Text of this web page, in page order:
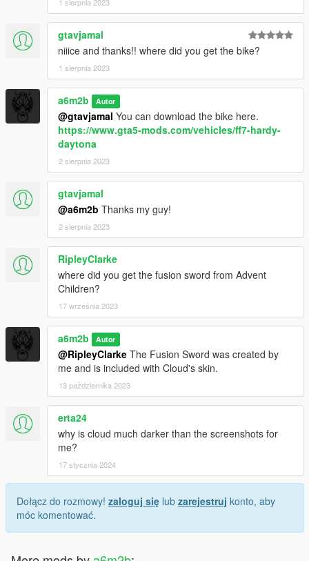
gtavjamal
niiice and thanks!! where did you get the bike?
1 sierpnia 2023
a6m2b Autor
@gtavjamal You can download the bike here.
https://www.gta5-mods.com/vehicles/ff7-hardy-
daytona
2 sierpnia 2023
gtavjamal
@a6m2b Thanks my guy!
2 sierpnia 2023
RipleyClarke
where did you get the fusion sword from Advent
Children?
17 września 2023
a6m2b Autor
@RipleyClarke The Fusion Sword was created by
me and is included with Cloud's skin.
13 października 2023
erta24
why is cloud much darker than the screenshots for
me?
17 stycznia 2024
Dołącz do rozmowy! zaloguj się lub zarejestruj konto, aby
móc komentować.